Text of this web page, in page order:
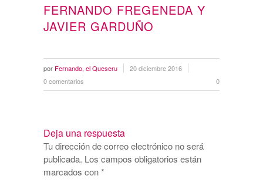
FERNANDO FREGENEDA Y
JAVIER GARDUÑO
por Fernando, el Queseru
20 diciembre 2016
0 comentarios
0
Deja una respuesta
Tu dirección de correo electrónico no será
publicada. Los campos obligatorios están
marcados con*